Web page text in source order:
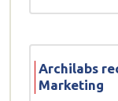
Archilabs
Marketing